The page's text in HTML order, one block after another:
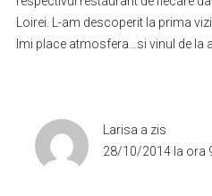
Loirei. L-am descoperit la prima
Imi place atmosfera…si vinul de la
Larisa a zis
28/10/2014 la ora